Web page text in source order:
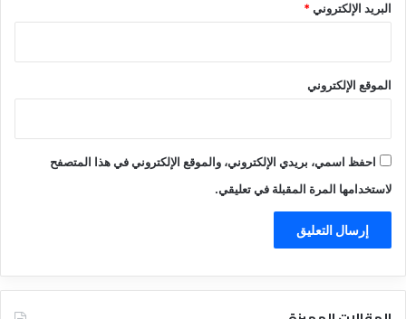
البريد الإلكتروني*
الموقع الإلكتروني
احفظ اسمي، بريدي الإلكتروني، والموقع الإلكتروني في هذا المتصفح
لاستخدامها المرة المقبلة في تعليقي.